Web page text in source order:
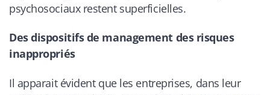
psychosociaux restent superficielles.
Des dispositifs de management des risques
inappropriés
Il apparait évident que les entreprises, dans leur